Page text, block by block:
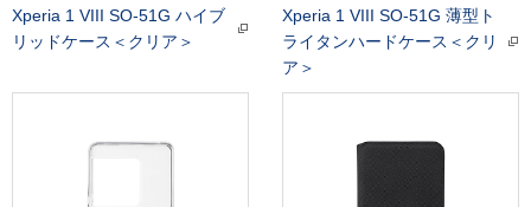
Xperia 1 VIII SO-51G ハイブ
リッドケース＜クリア＞
Xperia 1 VIII SO-51G 薄型ト
ライタンハードケース＜クリ
ア＞